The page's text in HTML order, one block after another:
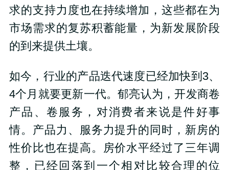
求的支持力度也在持续增加，这些都在为
市场需求的复苏积蓄能量，为新发展阶段
的到来提供土壤。
如今，行业的产品迭代速度已经加快到3、
4个月就要更新一代。郁亮认为，开发商卷
产品、卷服务，对消费者来说是件好事
情。产品力、服务力提升的同时，新房的
性价比也在提高。房价水平经过了三年调
整，已经回落到一个相对比较合理的位